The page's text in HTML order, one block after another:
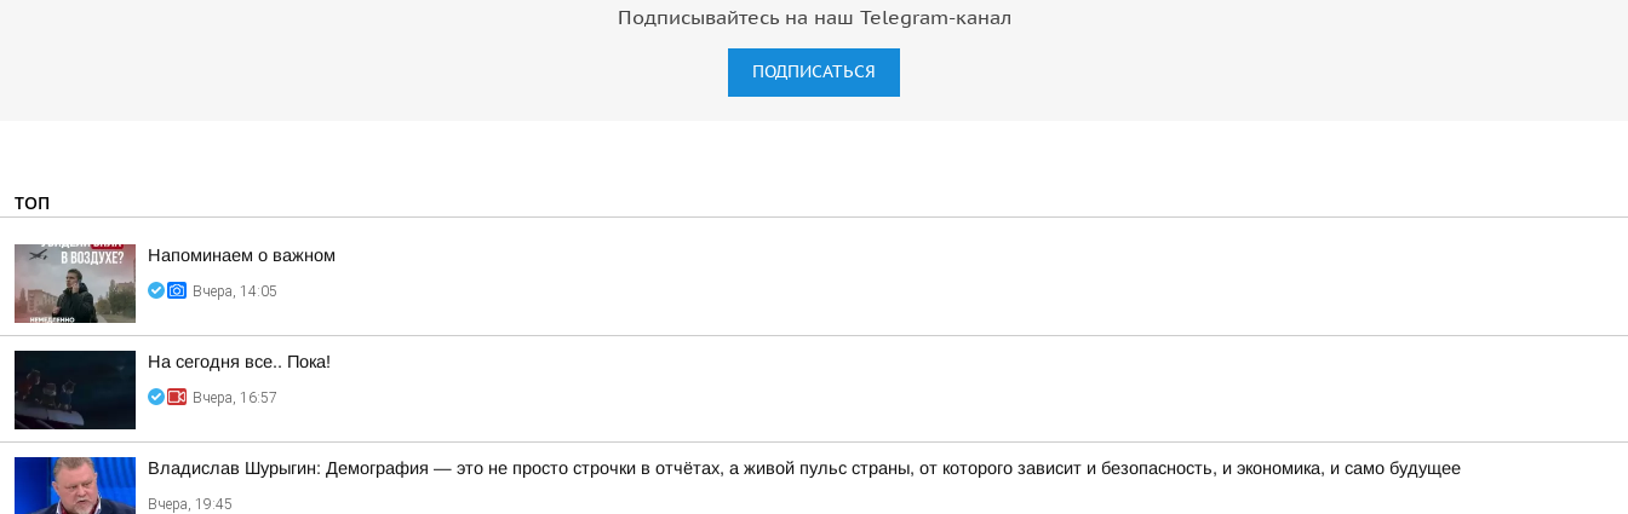
Подписывайтесь на наш Telegram-канал
ПОДПИСАТЬСЯ
ТОП
Напоминаем о важном
Вчера, 14:05
На сегодня все.. Пока!
Вчера, 16:57
Владислав Шурыгин: Демография — это не просто строчки в отчётах, а живой пульс страны, от которого зависит и безопасность, и экономика, и само будущее
Вчера, 19:45